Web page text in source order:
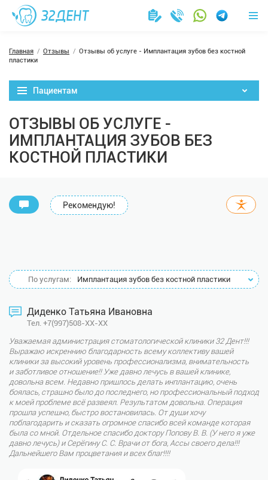
Главная Отзывы
Отзывы об услуге - Имплантация зубов без костной
пластики
Пациентам
ОТЗЫВЫ ОБ УСЛУГЕ -
ИМПЛАНТАЦИЯ ЗУБОВ БЕЗ
КОСТНОЙ ПЛАСТИКИ
Рекомендую!
По услугам: Имплантация зубов без костной пластики
Диденко Татьяна Ивановна
Тел. +7(997)508-XX-XX
Уважаемая администрация стоматологической клиники 32 Дент!!!
Выражаю искреннию благодарность всему коллективу вашей
клиники за высокий уровень профессионализма, внимательность
и заботливое отношение!! Уже давно лечусь в вашей клинике,
довольна всем. Недавно пришлось делать инплантацию, очень
боялась, страшно было до последнего, но профессиональный подход
к моей проблеме всё развеял. Результатом довольна. Операция
прошла успешно, быстро востановилась. От души хочу
поблагодарить и сказать огромное спасибо всей команде которая
была со мной. Отдельное спасибо доктору Попову В. В. (У него я уже
давно лечусь) и Серёгину С. С. Врачи от бога, Ассы своего дела!!!
Дальнейшего Вам процветания и всех благ!!!!